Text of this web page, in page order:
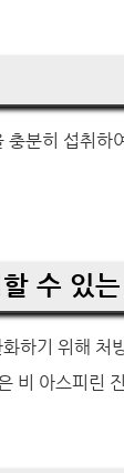
분히 섭취하
수 있
하기 위해 처
비 아스피린